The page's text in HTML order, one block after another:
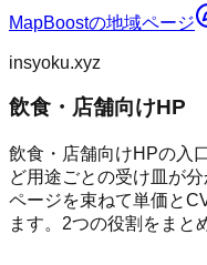
MapBoostの地域ページ
insyoku.xyz
飲食・店舗向けHP
飲食・店舗向けHPの入
ど用途ごとの受け皿が
ページを束ねて単価と
ます。2つの役割をまと